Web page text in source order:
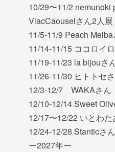
10/29〜11/2 nemunoki
ViacCaouselさん2人展
11/5-11/9 Peach
11/14-11/15 ココロイ
11/19-11/23 la bijouさ
11/26-11/30 ヒトトセ
12/3-12/7 WAKAさん
12/10-12/14 Sweet
12/17〜12/22 いとわ
12/24-12/28 Stanticさ
ー2027年ー